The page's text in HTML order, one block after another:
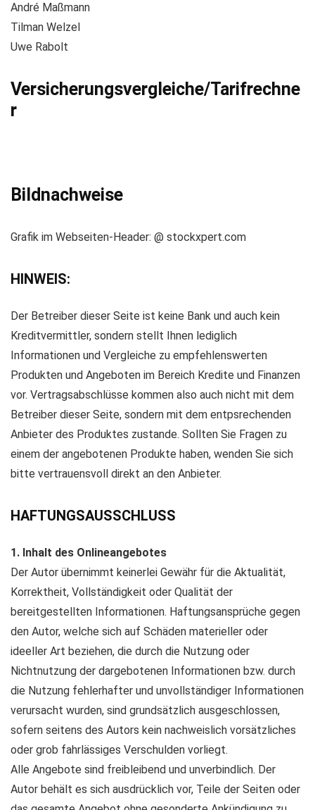
André Maßmann
Tilman Welzel
Uwe Rabolt
Versicherungsvergleiche/Tarifrechne
r
Bildnachweise
Grafik im Webseiten-Header: @ stockxpert.com
HINWEIS:
Der Betreiber dieser Seite ist keine Bank und auch kein
Kreditvermittler, sondern stellt Ihnen lediglich
Informationen und Vergleiche zu empfehlenswerten
Produkten und Angeboten im Bereich Kredite und Finanzen
vor. Vertragsabschlüsse kommen also auch nicht mit dem
Betreiber dieser Seite, sondern mit dem entpsrechenden
Anbieter des Produktes zustande. Sollten Sie Fragen zu
einem der angebotenen Produkte haben, wenden Sie sich
bitte vertrauensvoll direkt an den Anbieter.
HAFTUNGSAUSSCHLUSS
1. Inhalt des Onlineangebotes
Der Autor übernimmt keinerlei Gewähr für die Aktualität,
Korrektheit, Vollständigkeit oder Qualität der
bereitgestellten Informationen. Haftungsansprüche gegen
den Autor, welche sich auf Schäden materieller oder
ideeller Art beziehen, die durch die Nutzung oder
Nichtnutzung der dargebotenen Informationen bzw. durch
die Nutzung fehlerhafter und unvollständiger Informationen
verursacht wurden, sind grundsätzlich ausgeschlossen,
sofern seitens des Autors kein nachweislich vorsätzliches
oder grob fahrlässiges Verschulden vorliegt.
Alle Angebote sind freibleibend und unverbindlich. Der
Autor behält es sich ausdrücklich vor, Teile der Seiten oder